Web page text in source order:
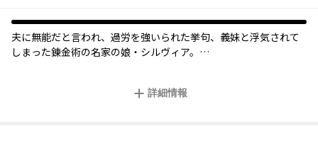
夫に無能だと言われ、過労を強いられた挙句、義妹と浮気されて
しまった錬金術の名家の娘・シルヴィア。
そこへ偶然馬車で通りかかり、彼女を助けたのは【死の商人】と
詳細情報